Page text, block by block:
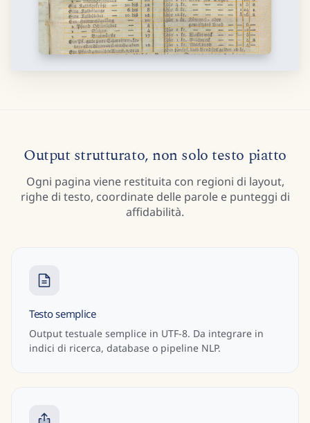
Output strutturato, non solo testo piatto
Ogni pagina viene restituita con regioni di layout,
righe di testo, coordinate delle parole e punteggi di
affidabilità.
Testo semplice
Output testuale semplice in UTF-8. Da integrare in
indici di ricerca, database o pipeline NLP.